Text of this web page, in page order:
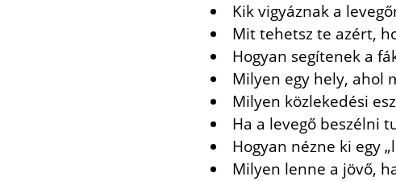
Kik vigyáznak a
Mit tehetsz te azért,
Hogyan segítenek a
Milyen egy hely, ahol
Milyen közlekedési
Ha a levegő beszélni
Hogyan nézne ki egy
Milyen lenne a jövő,